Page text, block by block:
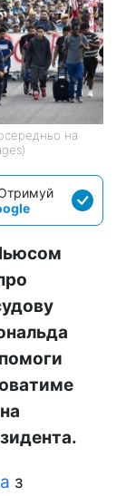
на
з